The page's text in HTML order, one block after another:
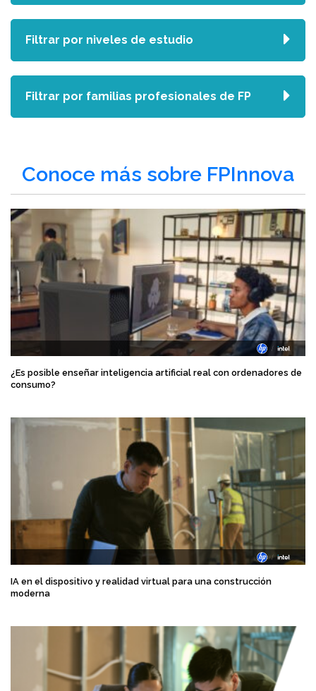
Conoce más sobre FPInnova
¿Es posible enseñar inteligencia artificial real con ordenadores de
consumo?
IA en el dispositivo y realidad virtual para una construcción
moderna
Filtrar por niveles de estudio
Filtrar por familias profesionales de FP